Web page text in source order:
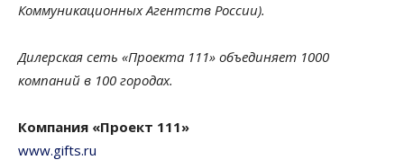
Коммуникационных Агентств России).
Дилерская сеть «Проекта 111» объединяет 1000
компаний в 100 городах.
Компания «Проект 111»
www.gifts.ru